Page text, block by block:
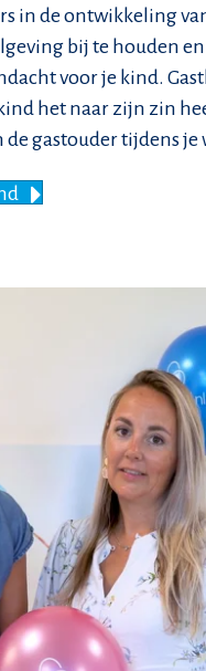
in de ontwikkeling
bij te houden
voor je kind.
het naar zijn zin
gastouder tijdens